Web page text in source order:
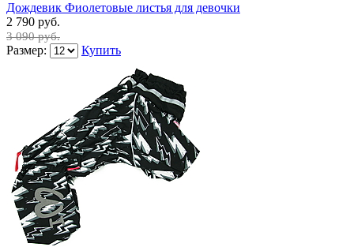
Дождевик Фиолетовые листья для девочки
2 790 руб.
3 090 руб.
Размер: Купить